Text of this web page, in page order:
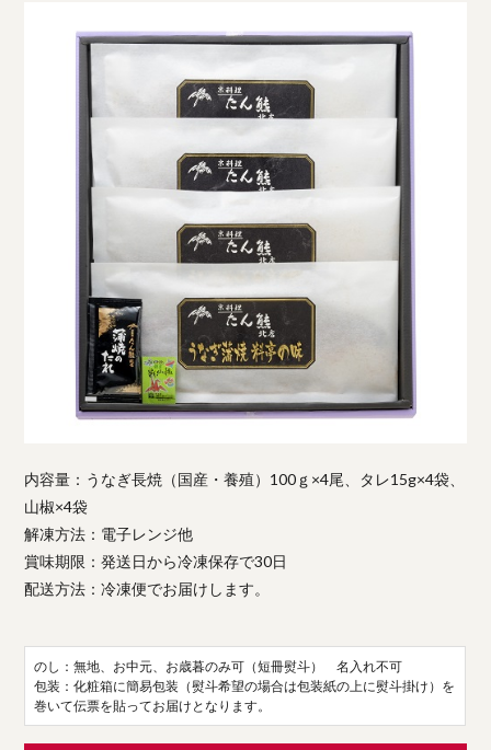
内容量：うなぎ長焼（国産・養殖）100ｇ×4尾、タレ15g×4袋、
山椒×4袋
解凍方法：電子レンジ他
賞味期限：発送日から冷凍保存で30日
配送方法：冷凍便でお届けします。
のし：無地、お中元、お歳暮のみ可（短冊熨斗） 名入れ不可
包装：化粧箱に簡易包装（熨斗希望の場合は包装紙の上に熨斗掛け）を
巻いて伝票を貼ってお届けとなります。